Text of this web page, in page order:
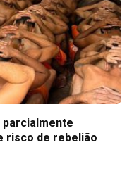
parcialmente
risco de rebelião